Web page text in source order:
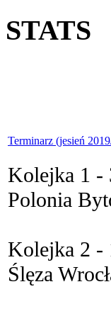
STATS
Terminarz (jesień
Kolejka 1 -
Polonia
Kolejka 2 -
Ślęza